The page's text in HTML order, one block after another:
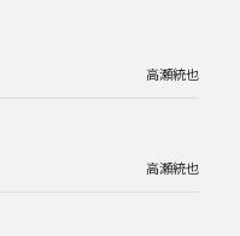
高瀬統也
高瀬統也